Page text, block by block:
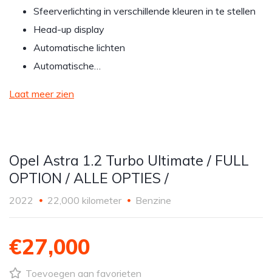
Sfeerverlichting in verschillende kleuren in te stellen
Head-up display
Automatische lichten
Automatische…
Laat meer zien
Opel Astra 1.2 Turbo Ultimate / FULL
OPTION / ALLE OPTIES /
2022 22,000 kilometer Benzine
€27,000
Toevoegen aan favorieten